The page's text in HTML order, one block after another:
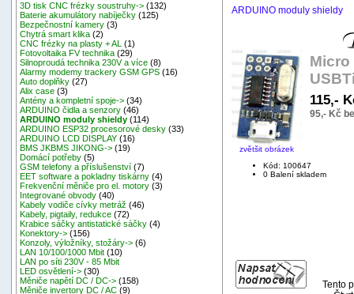
3D tisk CNC frézky soustruhy-> (132)
Baterie akumulátory nabíječky (125)
Bezpečnostní kamery (3)
Chytrá smart klika (2)
CNC frézky na plasty + AL
(1)
Fotovoltaika FV technika (29)
Silnoproudá technika 230V a více (8)
Alarmy modemy trackery GSM GPS (16)
Auto doplňky (27)
Alix case (3)
Antény a kompletní spoje-> (34)
ARDUINO čidla a senzory (46)
ARDUINO moduly shieldy (114)
ARDUINO ESP32 procesorové desky (33)
ARDUINO LCD DISPLAY (16)
BMS JKBMS JIKONG-> (19)
Domácí potřeby (5)
GSM telefony a příslušenství (7)
EET software a pokladny tiskárny (4)
Frekvenční měniče pro el. motory (3)
Integrované obvody (40)
Kabely vodiče cívky metráž (46)
Kabely, pigtaily, redukce (72)
Krabice sáčky antistatické sáčky (4)
Konektory-> (156)
Konzoly, výložníky, stožáry-> (6)
LAN 10/100/1000 Mbit (10)
LAN po síti 230V - 85 Mbit
LED osvětlení-> (30)
Měniče napětí DC / DC-> (158)
Měniče invertory DC / AC (9)
ARDUINO moduly shieldy
zvětšit obrázek
Micro
115,-
95,- Kč
Kód: 100647
0 Balení skladem
Tento